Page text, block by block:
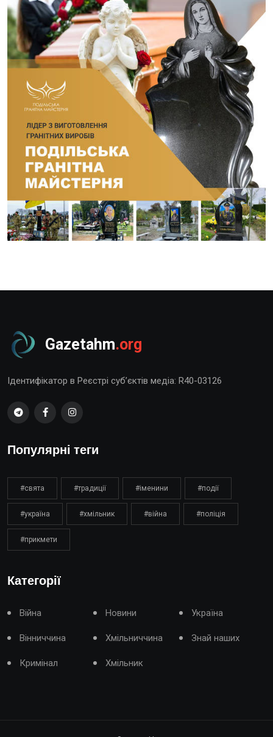
Gazetahm.org
Ідентифікатор в Реєстрі суб’єктів медіа: R40-03126
Популярні теги
#свята #традиції #іменини #події
#україна #хмільник #війна #поліція
#прикмети
Категорії
Війна Новини Україна
Вінниччина Хмільниччина Знай наших
Кримінал Хмільник